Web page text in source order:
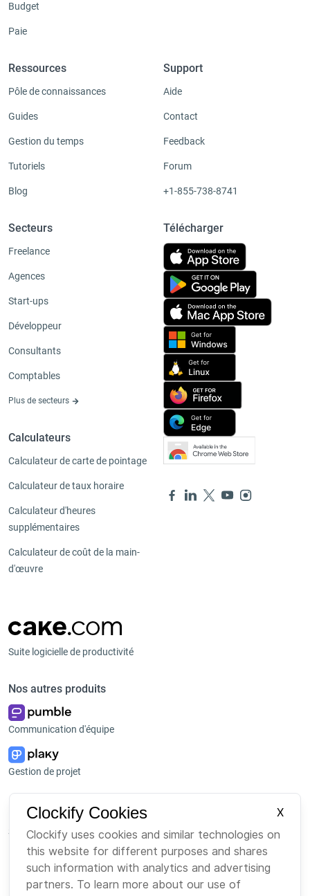
Budget
Paie
Ressources
Pôle de connaissances
Guides
Gestion du temps
Tutoriels
Blog
Secteurs
Freelance
Agences
Start-ups
Développeur
Consultants
Comptables
Plus de secteurs
Calculateurs
Calculateur de carte de pointage
Calculateur de taux horaire
Calculateur d'heures
supplémentaires
Calculateur de coût de la main-
d'œuvre
Support
Aide
Contact
Feedback
Forum
+1-855-738-8741
Télécharger
Suite logicielle de productivité
Nos autres produits
Communication d'équipe
Gestion de projet
Plateforme
Suite
Bundle
Marketplace
À propos de nous
Emploi
Marque
Clockify Cookies
X
Clockify uses cookies and similar technologies on
this website for different purposes and shares
such information with analytics and advertising
partners. To learn more about our use of